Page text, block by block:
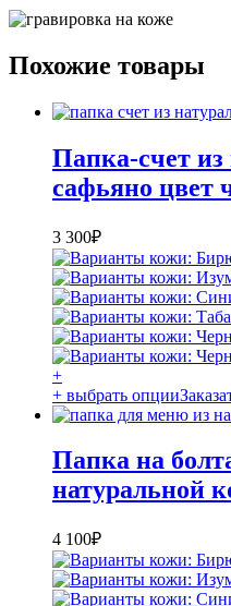
Похожие товары
Папка-счет
сафьяно цвет
3 300₽
+
+ выбрать опции
Папка на
натуральной
4 100₽